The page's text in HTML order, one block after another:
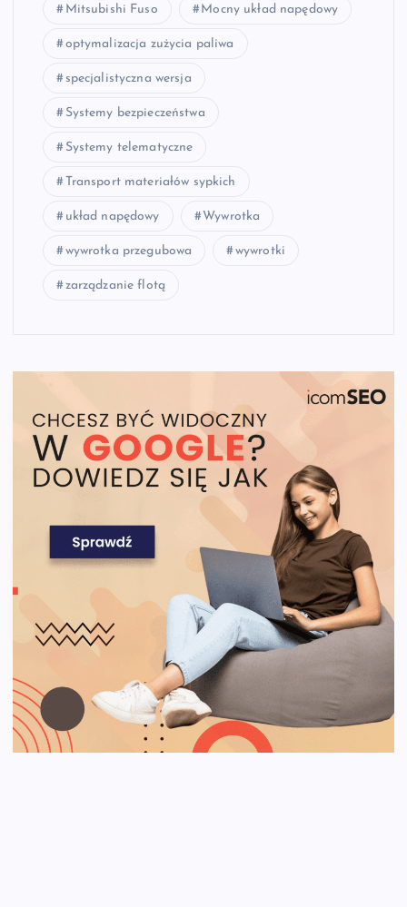
Mitsubishi Fuso Mocny układ napędowy
optymalizacja zużycia paliwa
specjalistyczna wersja
Systemy bezpieczeństwa
Systemy telematyczne
Transport materiałów sypkich
układ napędowy Wywrotka
wywrotka przegubowa wywrotki
zarządzanie flotą